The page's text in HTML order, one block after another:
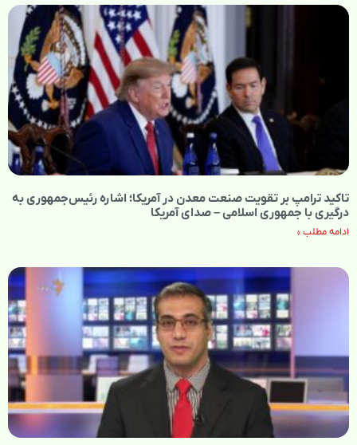
تاکید ترامپ بر تقویت صنعت معدن در آمریکا؛ اشاره رئیس‌جمهوری به
درگیری با جمهوری اسلامی – صدای آمریکا
ادامه مطلب »